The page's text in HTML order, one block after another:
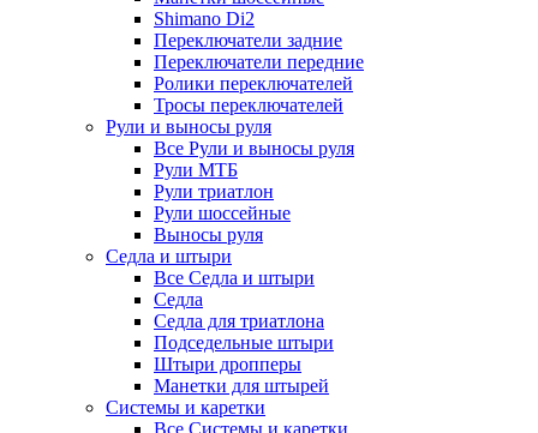
Shimano Di2
Переключатели задние
Переключатели передние
Ролики переключателей
Тросы переключателей
Рули и выносы руля
Все Рули и выносы руля
Рули МТБ
Рули триатлон
Рули шоссейные
Выносы руля
Седла и штыри
Все Седла и штыри
Седла
Седла для триатлона
Подседельные штыри
Штыри дропперы
Манетки для штырей
Системы и каретки
Все Системы и каретки